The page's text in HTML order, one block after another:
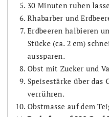
30 Minuten ruhen
Rhabarber und
Erdbeeren halbieren
Stücke (ca. 2 cm)
aussparen.
Obst mit Zucker und
Speisestärke über das
verrühren.
Obstmasse auf dem